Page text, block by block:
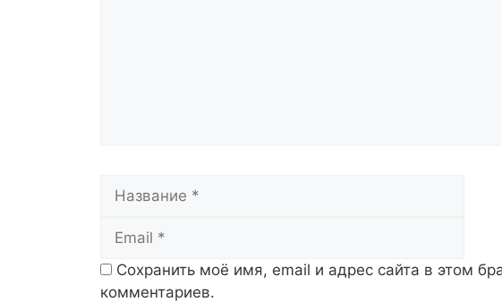
Сохранить моё имя, email и адрес сайта в этом
комментариев.